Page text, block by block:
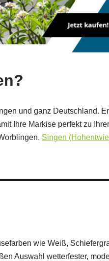
und ganz Deutschland.
Ihre Markise perfekt zu
Singen
wie Weiß,
Auswahl wetterfester,